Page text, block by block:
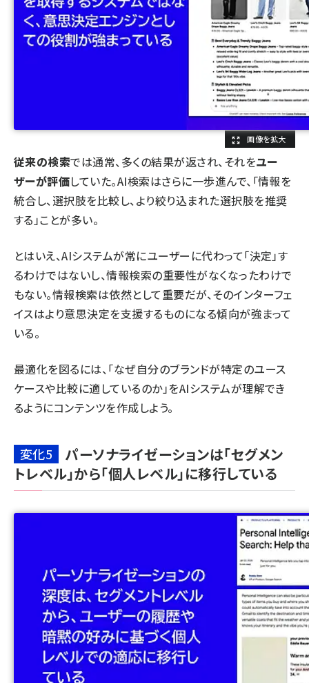
従来の検索では通常、多くの結果が返され、それをユー
ザーが評価していた。AI検索はさらに一歩進んで、「情報を
統合し、選択肢を比較し、より絞り込まれた選択肢を推奨
する」ことが多い。
とはいえ、AIシステムが常にユーザーに代わって「決定」す
るわけではないし、情報検索の重要性がなくなったわけで
もない。情報検索は依然として重要だが、そのインターフェ
イスはより意思決定を支援するものになる傾向が強まって
いる。
最適化を図るには、「なぜ自分のブランドが特定のユース
ケースや比較に適しているのか」をAIシステムが理解でき
るようにコンテンツを作成しよう。
変化5
パーソナライゼーションは「セグメン
トレベル」から「個人レベル」に移行している